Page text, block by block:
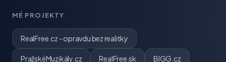
MÉ PROJEKTY
RealFree.cz - opravdu bez realitky
PražskéMuzikály.cz RealFree.sk BIGG.cz